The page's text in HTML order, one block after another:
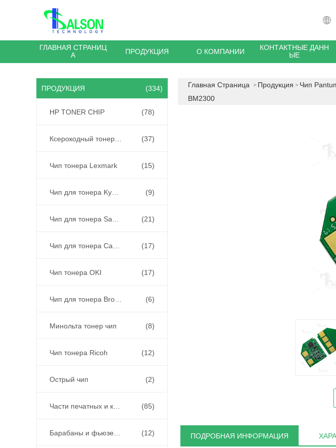
ГЛАВНАЯ СТРАНИЦ
А
ПРОДУКЦИЯ О КОМПАНИИ
КОНТАКТНЫЕ ДАНН
ЫЕ
ПРОДУКЦИЯ (334)
HP TONER CHIP (78)
(37)
Чип тонера Lexmark (15)
(9)
(21)
(17)
Чип тонера OKI (17)
(6)
Минольта тонер чип (8)
Чип тонера Ricoh (12)
Острый чип (2)
(85)
(12)
Главная Страница Продукция Чип
BM2300
ПОДРОБНАЯ ИНФОРМАЦИЯ